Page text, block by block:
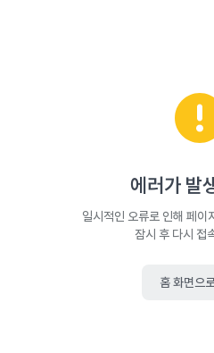
에러가 발
일시적인 오류로 인해 페이
잠시 후 다시 접
홈 화면으